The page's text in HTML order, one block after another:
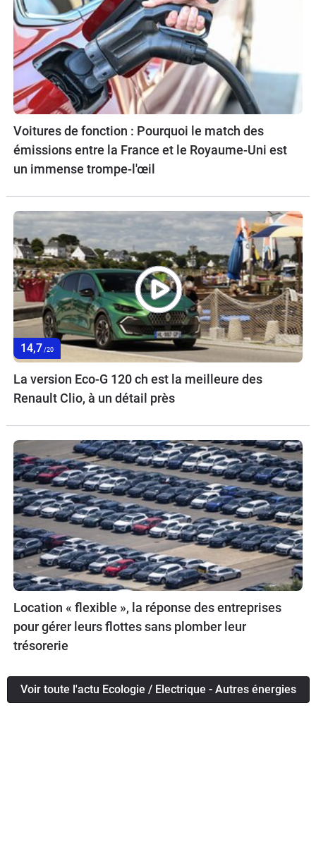
Voitures de fonction : Pourquoi le match des
émissions entre la France et le Royaume-Uni est
un immense trompe-l'œil
14,7 /20
La version Eco-G 120 ch est la meilleure des
Renault Clio, à un détail près
Location « flexible », la réponse des entreprises
pour gérer leurs flottes sans plomber leur
trésorerie
Voir toute l'actu Ecologie / Electrique - Autres énergies